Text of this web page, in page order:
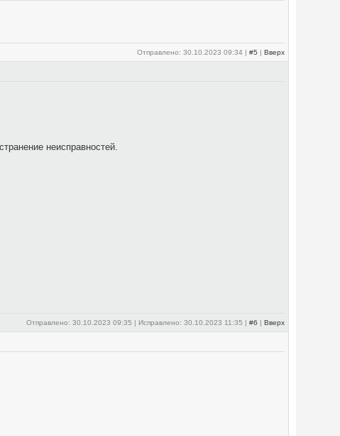
Отправлено: 30.10.2023 09:34 | #5 | Вверх
неисправностей.
Отправлено: 30.10.2023 09:35 | Исправлено: 30.10.2023 11:35 | #6 | Вверх